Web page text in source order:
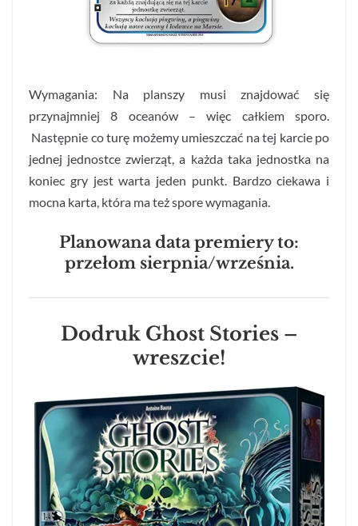
Wymagania: Na planszy musi znajdować się
przynajmniej 8 oceanów – więc całkiem sporo.
Następnie co turę możemy umieszczać na tej karcie po
jednej jednostce zwierząt, a każda taka jednostka na
koniec gry jest warta jeden punkt. Bardzo ciekawa i
mocna karta, która ma też spore wymagania.
Planowana data premiery to:
przełom sierpnia/września.
Dodruk Ghost Stories –
wreszcie!